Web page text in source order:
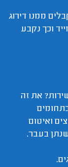
ממנו דירוג
וכך נקבע
את זה
ואיטום
בעבר.